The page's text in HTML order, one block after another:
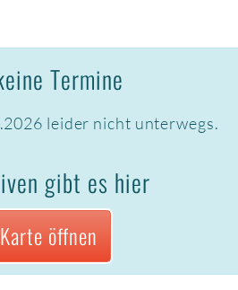
Termine
leider nicht unterwegs.
gibt es hier
öffnen